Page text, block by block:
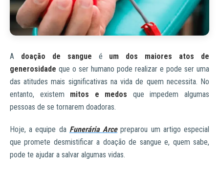
A doação de sangue é um dos maiores atos de
generosidade que o ser humano pode realizar e pode ser uma
das atitudes mais significativas na vida de quem necessita. No
entanto, existem mitos e medos que impedem algumas
pessoas de se tornarem doadoras.
Hoje, a equipe da Funerária Arcepreparou um artigo especial
que promete desmistificar a doação de sangue e, quem sabe,
pode te ajudar a salvar algumas vidas.